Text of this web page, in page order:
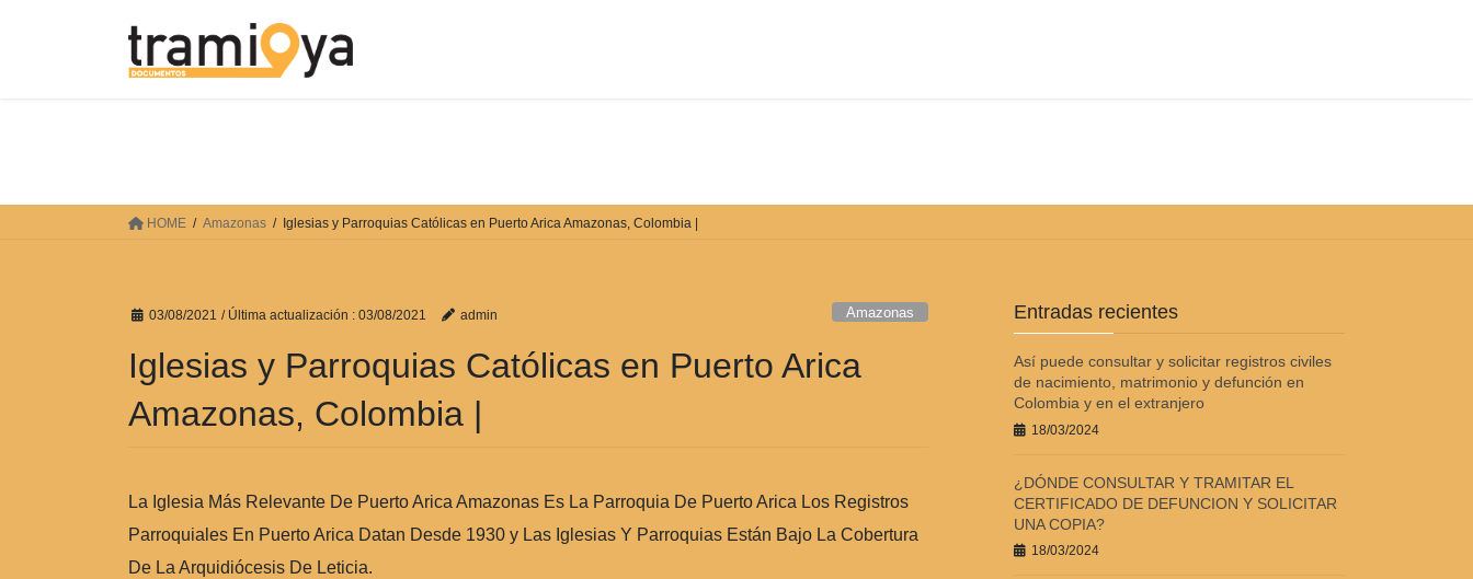
HOME Amazonas Iglesias y Parroquias Católicas en Puerto Arica Amazonas, Colombia |
03/08/2021 / Última actualización : 03/08/2021 admin Amazonas
Iglesias y Parroquias Católicas en Puerto Arica
Amazonas, Colombia |
La Iglesia Más Relevante De Puerto Arica Amazonas Es La Parroquia De Puerto Arica Los Registros
Parroquiales En Puerto Arica Datan Desde 1930 y Las Iglesias Y Parroquias Están Bajo La Cobertura
De La Arquidiócesis De Leticia.
Entradas recientes
Así puede consultar y solicitar registros civiles
de nacimiento, matrimonio y defunción en
Colombia y en el extranjero
18/03/2024
¿DÓNDE CONSULTAR Y TRAMITAR EL
CERTIFICADO DE DEFUNCION Y SOLICITAR
UNA COPIA?
18/03/2024